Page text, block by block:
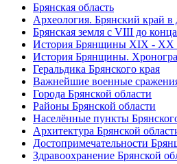
Брянская область
Археология. Брянский край в
Брянская земля с VIII до
История Брянщины XIX - XX
История Брянщины.
Геральдика Брянского края
Важнейшие военные
Города Брянской области
Районы Брянской области
Населённые пункты
Архитектура Брянской
Достопримечательности
Здравоохранение Брянской